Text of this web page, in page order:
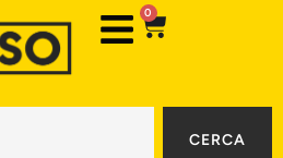
0
CERCA